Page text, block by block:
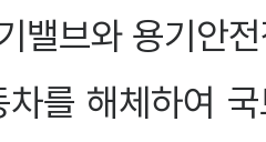
밸브와 용기안
를 해체하여